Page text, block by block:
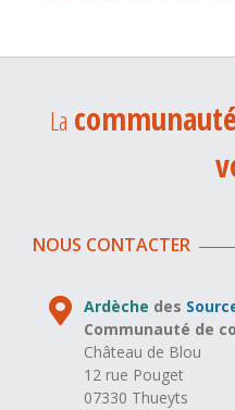
La
NOUS CONTACTER
Ardèche des
Communauté de
Château de Blou
12 rue Pouget
07330 Thueyts